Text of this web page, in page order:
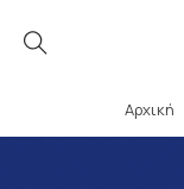
Αρχική